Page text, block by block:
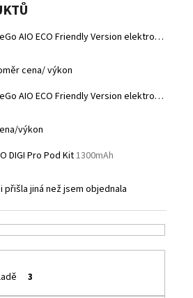
Joyetech eGo AIO ECO Friendly Version elektronická cigareta 1700mAh Gradient Grey
produktu je 5 z 5 hvězdiček.
cena/ výkon
Joyetech eGo AIO ECO Friendly Version elektronická cigareta 1700mAh Gradient Yellow
produktu je 5 z 5 hvězdiček.
výkon
DIGI Pro Pod Kit1300mAh
produktu je 1 z 5 hvězdiček.
přišla jiná než jsem objednala
3